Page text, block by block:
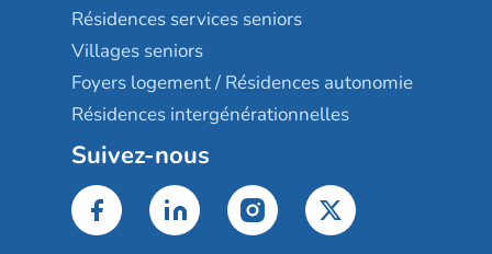
Résidences services seniors
Villages seniors
Foyers logement / Résidences autonomie
Résidences intergénérationnelles
Suivez-nous